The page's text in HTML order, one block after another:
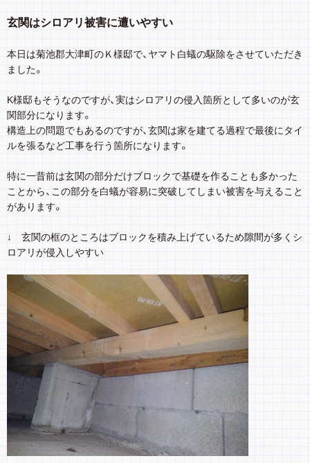
玄関はシロアリ被害に遭いやすい
本日は菊池郡大津町のＫ様邸で、ヤマト白蟻の駆除をさせていただき
ました。
K様邸もそうなのですが、実はシロアリの侵入箇所として多いのが玄
関部分になります。
構造上の問題でもあるのですが、玄関は家を建てる過程で最後にタイ
ルを張るなど工事を行う箇所になります。
特に一昔前は玄関の部分だけブロックで基礎を作ることも多かった
ことから、この部分を白蟻が容易に突破してしまい被害を与えること
があります。
↓ 玄関の框のところはブロックを積み上げているため隙間が多くシ
ロアリが侵入しやすい